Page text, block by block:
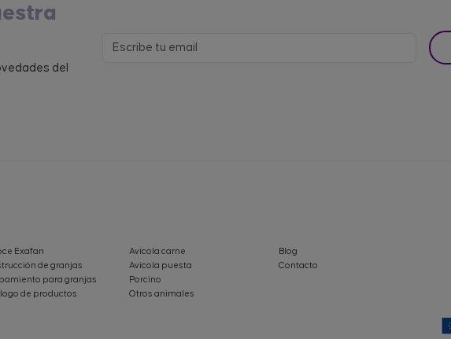
del
Exafan
de granjas
para granjas
de productos
Avícola carne
Avícola puesta
Porcino
Otros animales
Blog
Contacto